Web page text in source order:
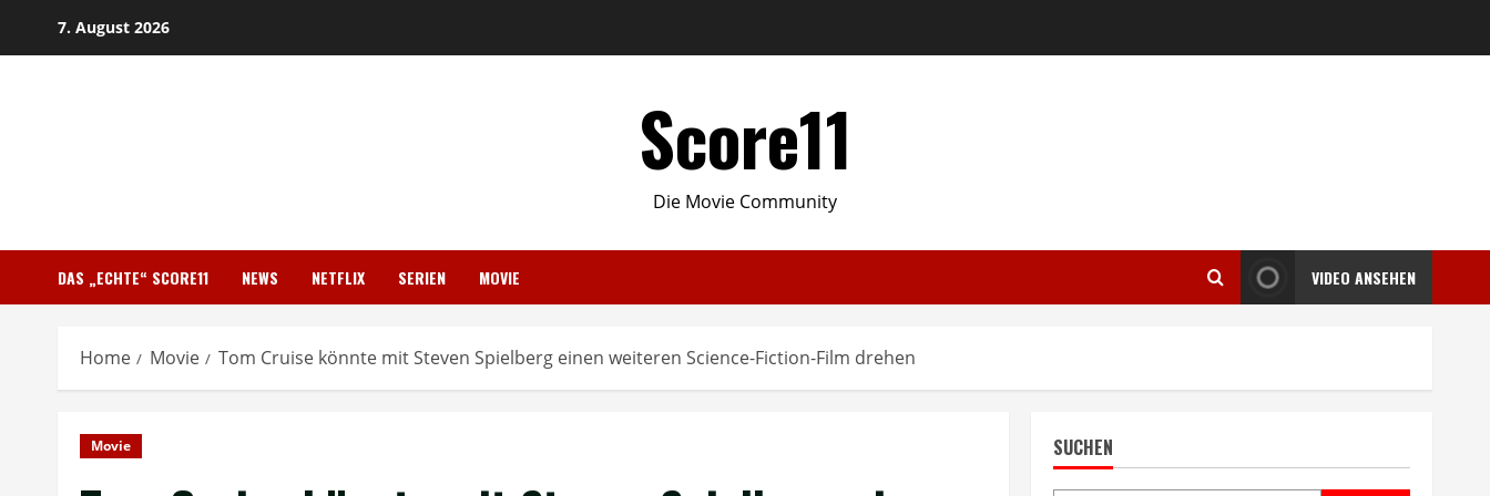
7. August 2026
Score11
Die Movie Community
DAS „ECHTE“ SCORE11 NEWS NETFLIX SERIEN MOVIE VIDEO ANSEHEN
Home Movie Tom Cruise könnte mit Steven Spielberg einen weiteren Science-Fiction-Film drehen
Movie SUCHEN